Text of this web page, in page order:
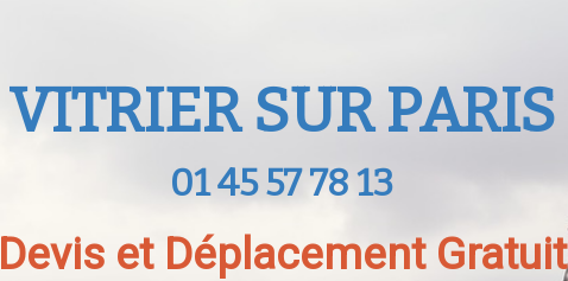
VITRIER SUR PARIS
01 45 57 78 13
Devis et Déplacement Gratuit